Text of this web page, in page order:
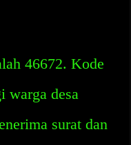
46672. Kode
warga desa
surat dan